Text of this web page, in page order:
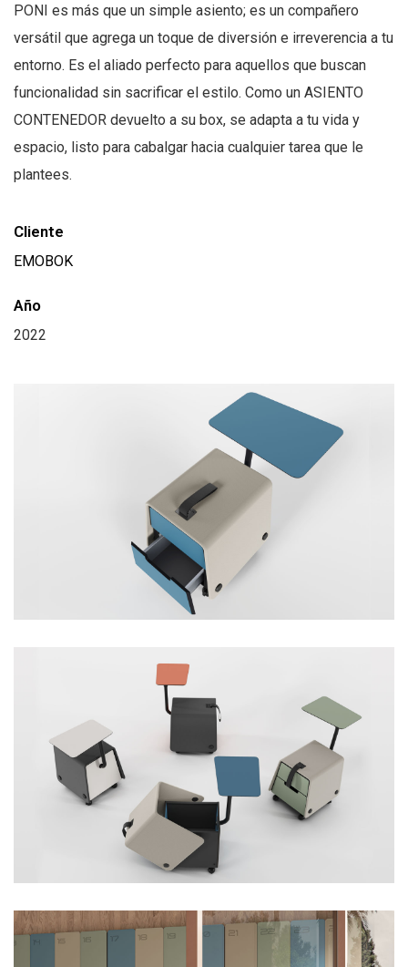
PONI es más que un simple asiento; es un compañero
versátil que agrega un toque de diversión e irreverencia a tu
entorno. Es el aliado perfecto para aquellos que buscan
funcionalidad sin sacrificar el estilo. Como un ASIENTO
CONTENEDOR devuelto a su box, se adapta a tu vida y
espacio, listo para cabalgar hacia cualquier tarea que le
plantees.
Cliente
EMOBOK
Año
2022